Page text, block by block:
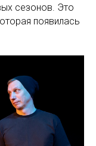
сезонов. Это
появилась